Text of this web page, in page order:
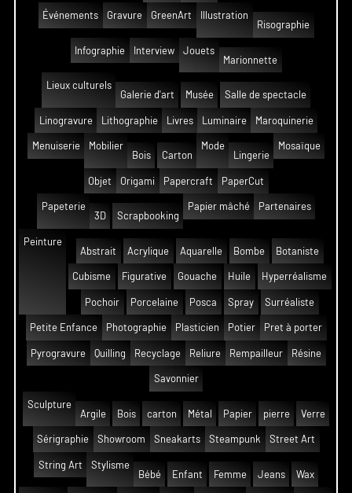
Événements Gravure GreenArt
Illustration
Risographie
Infographie Interview
Jouets
Marionnette
Lieux culturels
Galerie d'art
Musée Salle de spectacle
Linogravure Lithographie Livres Luminaire Maroquinerie
Menuiserie
Mobilier
Bois
Carton
Mode
Lingerie
Mosaïque
Objet Origami Papercraft PaperCut
Papeterie
3D
Scrapbooking
Papier mâché Partenaires
Peinture
Abstrait
Acrylique Aquarelle Bombe Botaniste
Cubisme Figurative Gouache Huile Hyperréalisme
Pochoir Porcelaine Posca Spray Surréaliste
Petite Enfance Photographie Plasticien Potier Pret à porter
Pyrogravure Quilling Recyclage Reliure Rempailleur Résine
Savonnier
Sculpture
Argile
Bois carton Métal Papier pierre Verre
Sérigraphie Showroom Sneakarts Steampunk Street Art
String Art
Stylisme
Bébé
Enfant Femme Jeans Wax